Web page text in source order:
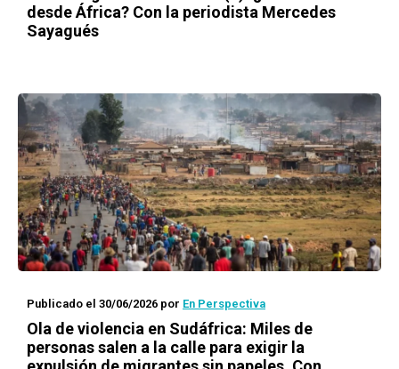
desde África? Con la periodista Mercedes
Sayagués
Publicado el 30/06/2026 por En Perspectiva
Ola de violencia en Sudáfrica: Miles de
personas salen a la calle para exigir la